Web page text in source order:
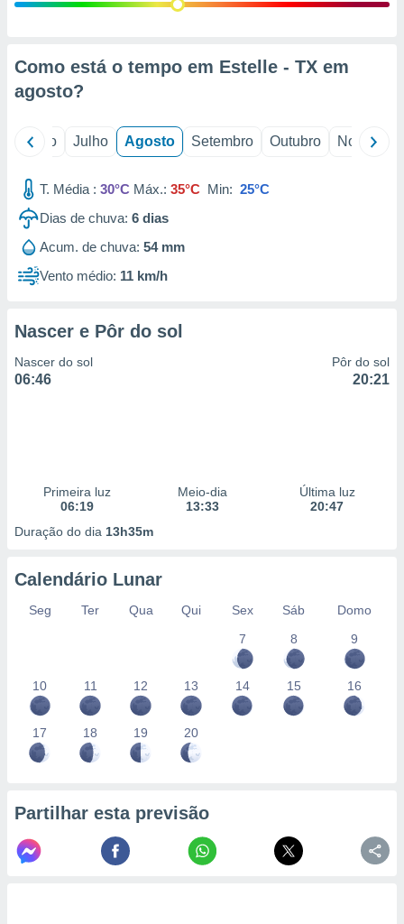
estudos
1199
Como está o tempo em Estelle - TX em
agosto?
Junho Julho Agosto Setembro Outubro Novembro
T. Média : 30°C Máx.: 35°C Min: 25°C
Dias de chuva: 6 dias
Acum. de chuva: 54 mm
Vento médio: 11 km/h
Nascer e Pôr do sol
Nascer do sol
06:46
Pôr do sol
20:21
Primeira luz
06:19
Meio-dia
13:33
Última luz
20:47
Duração do dia 13h35m
Calendário Lunar
Seg Ter Qua Qui Sex Sáb
Domo
7
8 9
10 11 12 13 14 15 16
17 18 19 20
Partilhar esta previsão